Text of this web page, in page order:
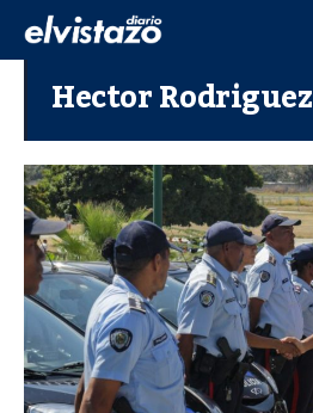
Hector Rodriguez